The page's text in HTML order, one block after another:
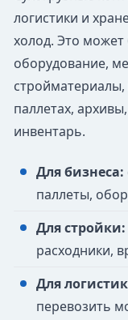
логистики и
холод. Это
оборудование,
стройматериалы,
паллетах,
инвентарь.
Для бизнеса:
паллеты,
Для стройки:
расходники,
Для
перевозить